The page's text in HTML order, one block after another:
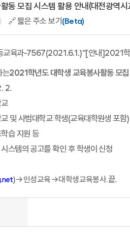
동 모집 시스템 활용 안내(대전광역시
🔗 짧은 주소 보기 (Beta)
교육과-7567(2021.6.1.)“[안내]2021
는2021학년도 대학생 교육봉사활동 모
2.
및 사범대학교 학생(교육대학원생 포함)
습 지원 등
스템의 공고를 확인 후 학생이 신청
)→인성교육→대학생교육봉사.끝.